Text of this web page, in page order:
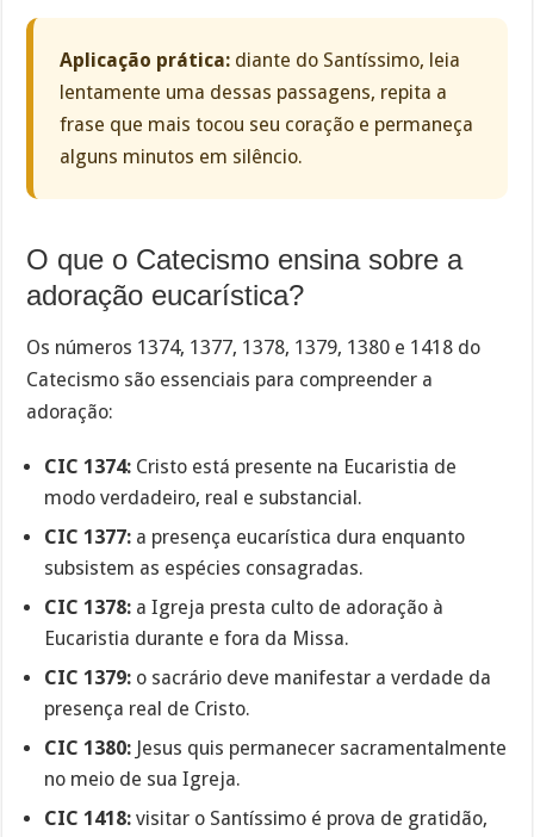
Aplicação prática: diante do Santíssimo, leia
lentamente uma dessas passagens, repita a
frase que mais tocou seu coração e permaneça
alguns minutos em silêncio.
O que o Catecismo ensina sobre a
adoração eucarística?
Os números 1374, 1377, 1378, 1379, 1380 e 1418 do
Catecismo são essenciais para compreender a
adoração:
CIC 1374: Cristo está presente na Eucaristia de
modo verdadeiro, real e substancial.
CIC 1377: a presença eucarística dura enquanto
subsistem as espécies consagradas.
CIC 1378: a Igreja presta culto de adoração à
Eucaristia durante e fora da Missa.
CIC 1379: o sacrário deve manifestar a verdade da
presença real de Cristo.
CIC 1380: Jesus quis permanecer sacramentalmente
no meio de sua Igreja.
CIC 1418: visitar o Santíssimo é prova de gratidão,